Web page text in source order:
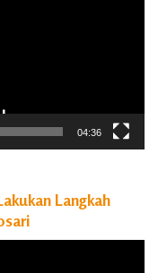
04:36
Langkah